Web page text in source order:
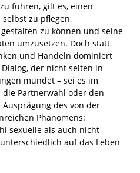
führen, gilt es, einen
zu pflegen,
zu können und seine
umzusetzen. Doch statt
und Handeln dominiert
der nicht selten in
mündet – sei es im
Partnerwahl oder den
des von der
Phänomens:
sexuelle als auch nicht-
auf das Leben